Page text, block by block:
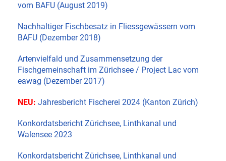
vom BAFU (August 2019)
Nachhaltiger Fischbesatz in Fliessgewässern vom
BAFU (Dezember 2018)
Artenvielfald und Zusammensetzung der
Fischgemeinschaft im Zürichsee / Project Lac vom
eawag (Dezember 2017)
NEU: Jahresbericht Fischerei 2024 (Kanton Zürich)
Konkordatsbericht Zürichsee, Linthkanal und
Walensee 2023
Konkordatsbericht Zürichsee, Linthkanal und